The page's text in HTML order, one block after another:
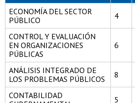
ECONOMÍA DEL SECTOR
PÚBLICO
4
CONTROL Y EVALUACIÓN
EN ORGANIZACIONES
PÚBLICAS
6
ANÁLISIS INTEGRADO DE
LOS PROBLEMAS PÚBLICOS
8
CONTABILIDAD
5